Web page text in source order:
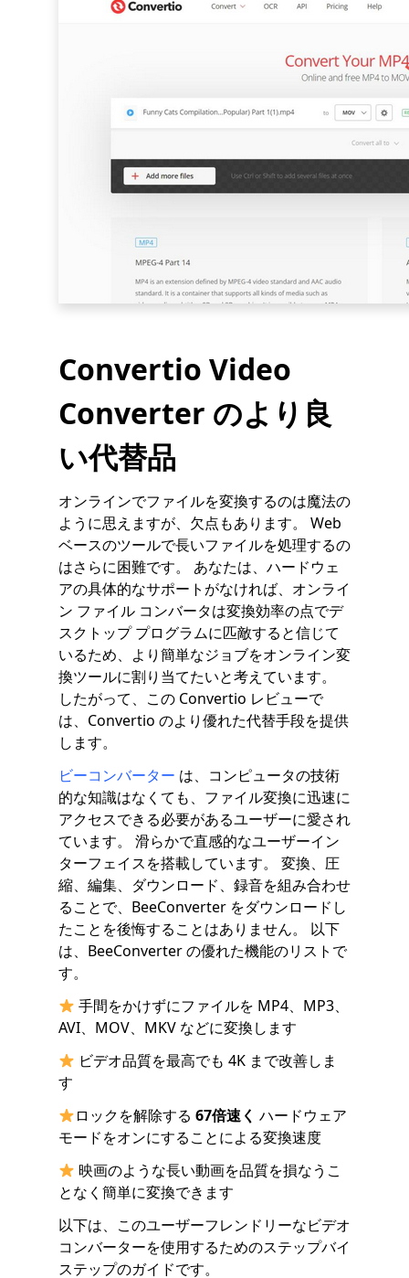
Convertio Video
Converter のより良
い代替品
オンラインでファイルを変換するのは魔法の
ように思えますが、欠点もあります。 Web
ベースのツールで長いファイルを処理するの
はさらに困難です。 あなたは、ハードウェ
アの具体的なサポートがなければ、オンライ
ン ファイル コンバータは変換効率の点でデ
スクトップ プログラムに匹敵すると信じて
いるため、より簡単なジョブをオンライン変
換ツールに割り当てたいと考えています。
したがって、この Convertio レビューで
は、Convertio のより優れた代替手段を提供
します。
ビーコンバーター は、コンピュータの技術
的な知識はなくても、ファイル変換に迅速に
アクセスできる必要があるユーザーに愛され
ています。 滑らかで直感的なユーザーイン
ターフェイスを搭載しています。 変換、圧
縮、編集、ダウンロード、録音を組み合わせ
ることで、BeeConverter をダウンロードし
たことを後悔することはありません。 以下
は、BeeConverter の優れた機能のリストで
す。
手間をかけずにファイルを MP4、MP3、
AVI、MOV、MKV などに変換します
ビデオ品質を最高でも 4K まで改善しま
す
ロックを解除する67倍速く ハードウェア
モードをオンにすることによる変換速度
映画のような長い動画を品質を損なうこ
となく簡単に変換できます
以下は、このユーザーフレンドリーなビデオ
コンバーターを使用するためのステップバイ
ステップのガイドです。